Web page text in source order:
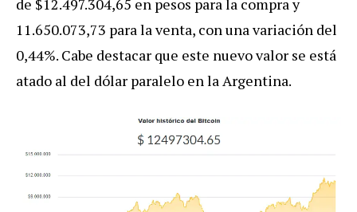
de $12.497.304,65 en pesos para la compra y
11.650.073,73 para la venta, con una variación del
0,44%. Cabe destacar que este nuevo valor se está
atado al del dólar paralelo en la Argentina.